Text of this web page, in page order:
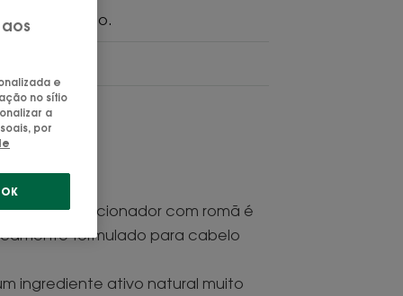
o brilho.
o Condicionador com romã é
formulado para cabelo
ingrediente ativo natural muito
e
no sítio
a
por
OK